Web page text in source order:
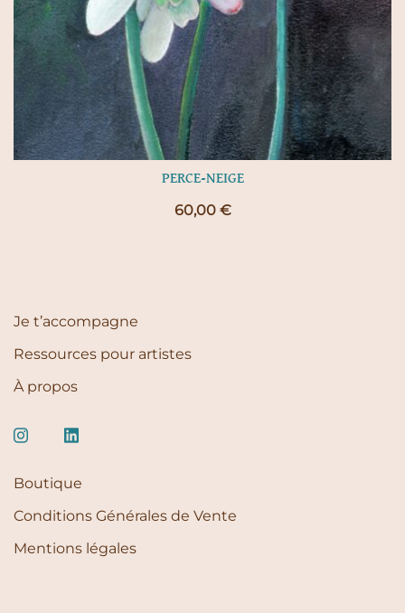
PERCE-NEIGE
60,00 €
Je t’accompagne
Ressources pour artistes
À propos
Boutique
Conditions Générales de Vente
Mentions légales